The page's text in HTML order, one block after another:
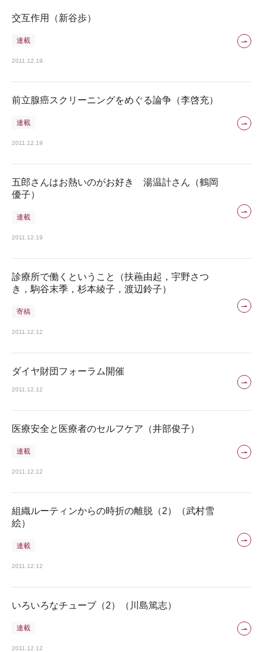
交互作用（新谷歩）
連載
2011.12.19
前立腺癌スクリーニングをめぐる論争（李啓充）
連載
2011.12.19
五郎さんはお熱いのがお好き 湯温計さん（鶴岡
優子）
連載
2011.12.19
診療所で働くということ（扶蘓由起，宇野さつ
き，駒谷末季，杉本綾子，渡辺鈴子）
寄稿
2011.12.12
ダイヤ財団フォーラム開催
2011.12.12
医療安全と医療者のセルフケア（井部俊子）
連載
2011.12.12
組織ルーティンからの時折の離脱（2）（武村雪
絵）
連載
2011.12.12
いろいろなチューブ（2）（川島篤志）
連載
2011.12.12